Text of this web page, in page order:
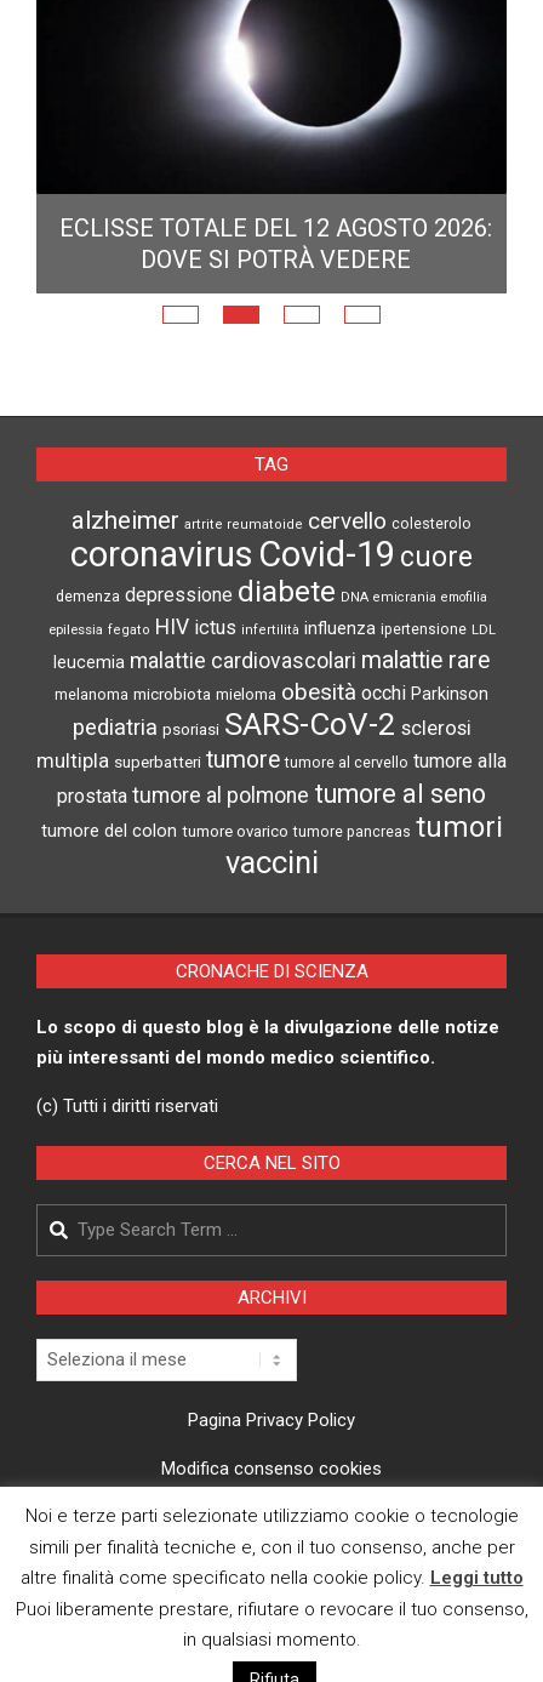
ECLISSE TOTALE DEL 12 AGOSTO 2026:
DOVE SI POTRÀ VEDERE
TAG
alzheimer artrite reumatoide cervello colesterolo
coronavirus Covid-19 cuore
demenza depressione diabete DNA emicrania emofilia
epilessia fegato HIV ictus infertilità influenza ipertensione LDL
leucemia malattie cardiovascolari malattie rare
melanoma microbiota mieloma obesità occhi Parkinson
pediatria psoriasi SARS-CoV-2 sclerosi
multipla superbatteri tumore tumore al cervello tumore alla
prostata tumore al polmone tumore al seno
tumore del colon tumore ovarico tumore pancreas tumori
vaccini
CRONACHE DI SCIENZA
Lo scopo di questo blog è la divulgazione delle notize
più interessanti del mondo medico scientifico.
(c) Tutti i diritti riservati
CERCA NEL SITO
Search
ARCHIVI
Archivi
Pagina Privacy Policy
Modifica consenso cookies
CI TROVI ANCHE SU
Noi e terze parti selezionate utilizziamo cookie o tecnologie
simili per finalità tecniche e, con il tuo consenso, anche per
altre finalità come specificato nella cookie policy. Leggi tutto
Puoi liberamente prestare, rifiutare o revocare il tuo consenso,
in qualsiasi momento.